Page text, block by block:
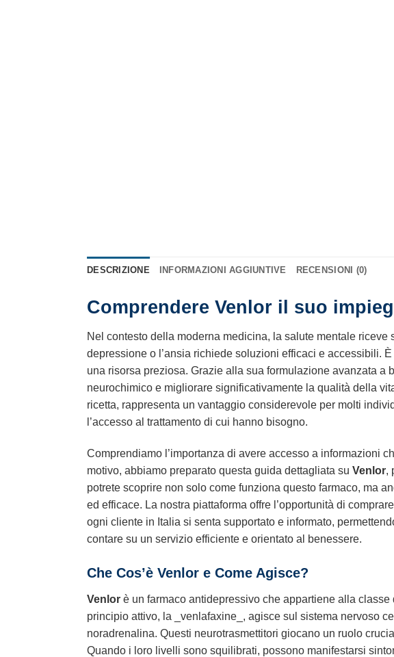
DESCRIZIONE INFORMAZIONI AGGIUNTIVE RECENSIONI (0)
Comprendere Venlor il suo
Nel contesto della moderna medicina, la salute mentale riceve
depressione o l’ansia richiede soluzioni efficaci e accessibili.
una risorsa preziosa. Grazie alla sua formulazione avanzata a
neurochimico e migliorare significativamente la qualità della
ricetta, rappresenta un vantaggio considerevole per molti
l’accesso al trattamento di cui hanno bisogno.
Comprendiamo l’importanza di avere accesso a informazioni
motivo, abbiamo preparato questa guida dettagliata su Venlor,
potrete scoprire non solo come funziona questo farmaco, ma
ed efficace. La nostra piattaforma offre l’opportunità di comprare
ogni cliente in Italia si senta supportato e informato,
contare su un servizio efficiente e orientato al benessere.
Che Cos’è Venlor e Come Agisce?
Venlor è un farmaco antidepressivo che appartiene alla
principio attivo, la _venlafaxine_, agisce sul sistema nervoso
noradrenalina. Questi neurotrasmettitori giocano un ruolo
Quando i loro livelli sono squilibrati, possono manifestarsi